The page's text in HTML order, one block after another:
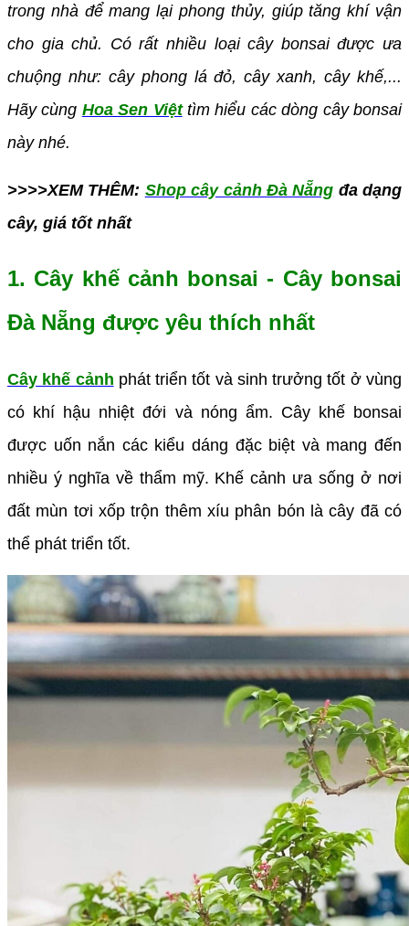
trong nhà để mang lại phong thủy, giúp tăng khí vận
cho gia chủ. Có rất nhiều loại cây bonsai được ưa
chuộng như: cây phong lá đỏ, cây xanh, cây khế,...
Hãy cùng Hoa Sen Việttìm hiểu các dòng cây bonsai
này nhé.
>>>>XEM THÊM: Shop cây cảnh Đà Nẵng đa dạng
cây, giá tốt nhất
1. Cây khế cảnh bonsai - Cây bonsai
Đà Nẵng được yêu thích nhất
Cây khế cảnh phát triển tốt và sinh trưởng tốt ở vùng
có khí hậu nhiệt đới và nóng ẩm. Cây khế bonsai
được uốn nắn các kiểu dáng đặc biệt và mang đến
nhiều ý nghĩa về thẩm mỹ. Khế cảnh ưa sống ở nơi
đất mùn tơi xốp trộn thêm xíu phân bón là cây đã có
thể phát triển tốt.